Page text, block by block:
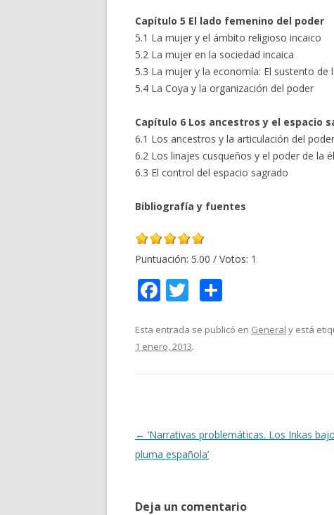
Capítulo 5 El lado femenino del poder
5.1 La mujer y el ámbito religioso incaico
5.2 La mujer en la sociedad incaica
5.3 La mujer y la economía: El sustento de
5.4 La Coya y la organización del poder
Capítulo 6 Los ancestros y el espacio
6.1 Los ancestros y la articulación del poder
6.2 Los linajes cusqueños y el poder de la
6.3 El control del espacio sagrado
Bibliografía y fuentes
Puntuación: 5.00 / Votos: 1
F
e
b
k
T
itt
er
m
r
Esta entrada se publicó en General y está
1 enero, 2013.
Navegación
de
← ‘Narrativas problemáticas. Los Inkas
pluma española’
Deja un comentario